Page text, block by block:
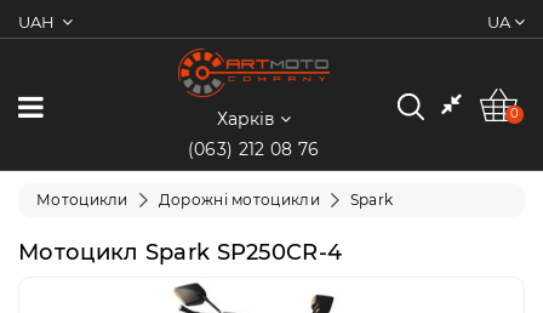
UAH UA
0
Категорії
Мотоцикли
Харків
(063) 212 08 76
0
Мотоцикли Дорожні мотоцикли Spark
Мотоцикл Spark SP250CR-4